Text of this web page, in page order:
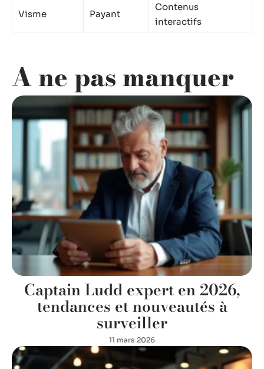
Visme Payant
Contenus
interactifs
A ne pas manquer
Captain Ludd expert en 2026,
tendances et nouveautés à
surveiller
11 mars 2026